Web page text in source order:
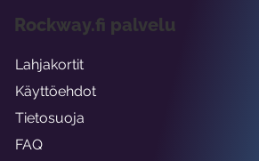
Rockway.fi palvelu
Lahjakortit
Käyttöehdot
Tietosuoja
FAQ